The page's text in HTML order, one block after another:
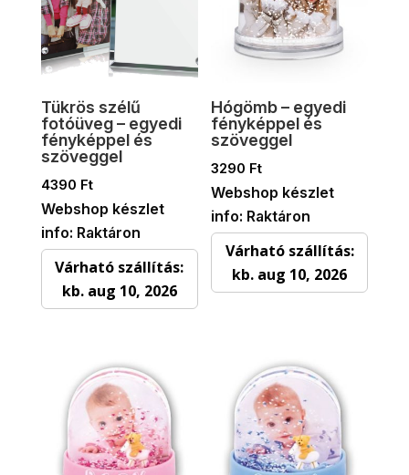
Tükrös szélű
fotóüveg – egyedi
fényképpel és
szöveggel
4390 Ft
Webshop készlet
info: Raktáron
Várható szállítás:
kb. aug 10, 2026
Hógömb – egyedi
fényképpel és
szöveggel
3290 Ft
Webshop készlet
info: Raktáron
Várható szállítás:
kb. aug 10, 2026